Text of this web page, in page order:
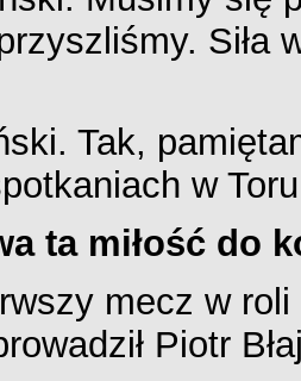
Siła
Tak,
w
ta miłość do
mecz w
Piotr